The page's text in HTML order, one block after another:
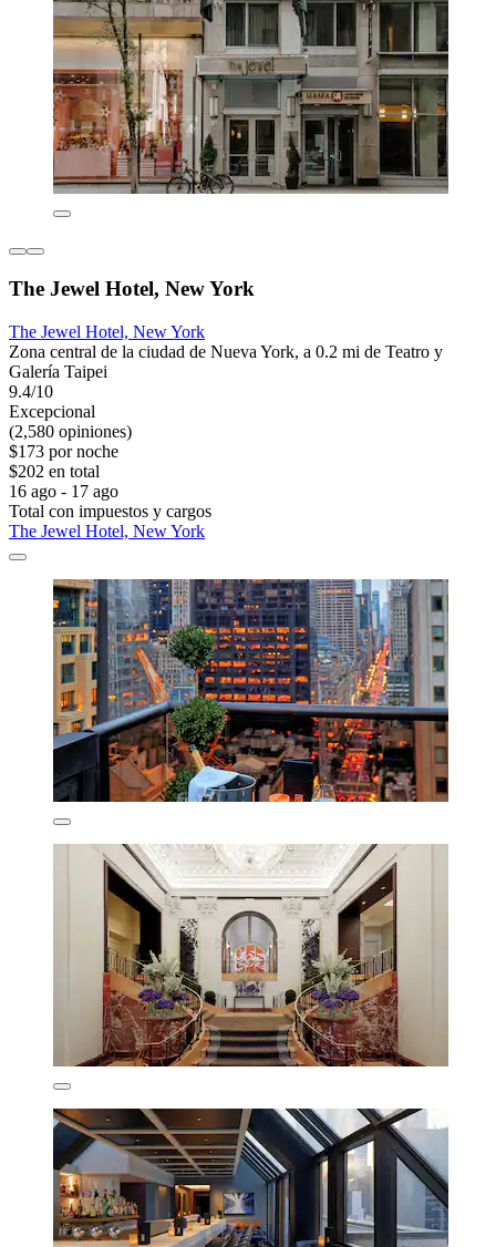
The Jewel Hotel, New York
The Jewel Hotel, New York
Zona central de la ciudad de Nueva York, a 0.2 mi de Teatro y
Galería Taipei
9.4/10
Excepcional
(2,580 opiniones)
$173 por noche
$202 en total
16 ago - 17 ago
Total con impuestos y cargos
The Jewel Hotel, New York